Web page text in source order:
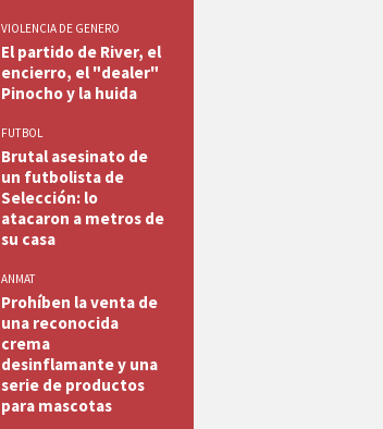
VIOLENCIA DE GENERO
El partido de River, el
encierro, el "dealer"
Pinocho y la huida
FUTBOL
Brutal asesinato de
un futbolista de
Selección: lo
atacaron a metros de
su casa
ANMAT
Prohíben la venta de
una reconocida
crema
desinflamante y una
serie de productos
para mascotas